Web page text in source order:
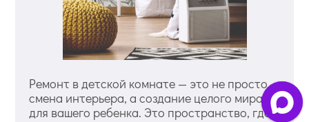
Ремонт в детской комнате — это не просто
смена интерьера, а создание целого мира
для вашего ребенка. Это пространство, где